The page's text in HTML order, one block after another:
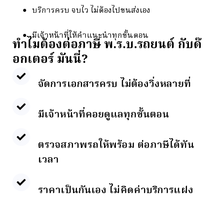
บริการครบ จบไว ไม่ต้องไปขนส่งเอง
มีเจ้าหน้าที่ให้คำแนะนำทุกขั้นตอน
ทำไมต้องต่อภาษี พ.ร.บ.รถยนต์ กับด๊
อกเตอร์ มันนี่?
จัดการเอกสารครบ ไม่ต้องวิ่งหลายที่
มีเจ้าหน้าที่คอยดูแลทุกขั้นตอน
ตรวจสภาพรถให้พร้อม ต่อภาษีได้ทัน
เวลา
ราคาเป็นกันเอง ไม่คิดค่าบริการแฝง